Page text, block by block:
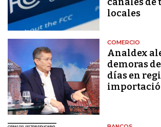
locales
COMERCIO
Analdex
demoras
días en